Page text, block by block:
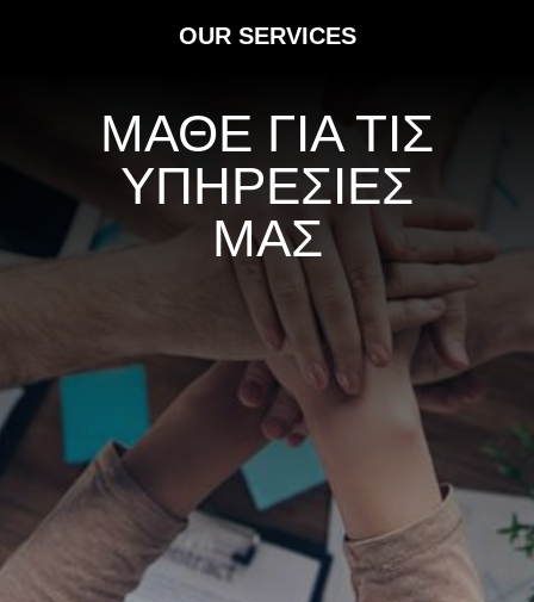
OUR SERVICES
ΜΑΘΕ ΓΙΑ ΤΙΣ
ΥΠΗΡΕΣΙΕΣ
ΜΑΣ